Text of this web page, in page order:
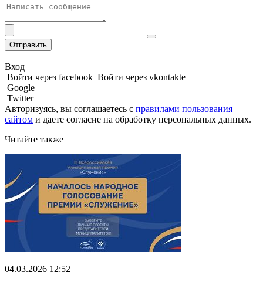
Отправить
Вход
Войти через facebook Войти через vkontakte
Google
Twitter
Авторизуясь, вы соглашаетесь с правилами пользования
сайтом и даете согласие на обработку персональных данных.
Читайте также
04.03.2026 12:52